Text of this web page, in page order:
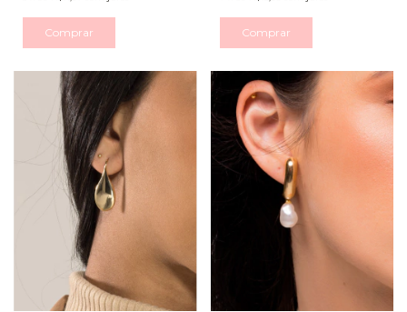
Comprar Comprar